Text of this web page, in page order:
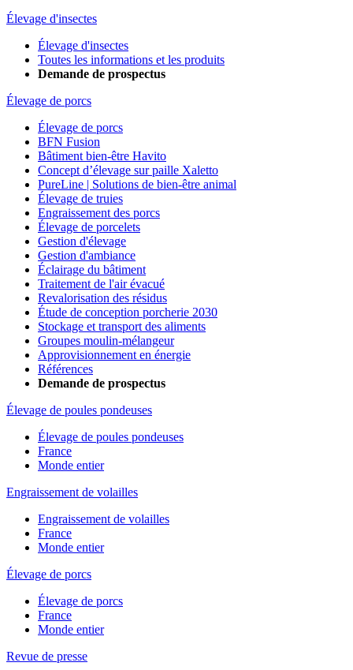
Élevage d'insectes
Élevage d'insectes
Toutes les informations et les produits
Demande de prospectus
Élevage de porcs
Élevage de porcs
BFN Fusion
Bâtiment bien-être Havito
Concept d’élevage sur paille Xaletto
PureLine | Solutions de bien-être animal
Élevage de truies
Engraissement des porcs
Élevage de porcelets
Gestion d'élevage
Gestion d'ambiance
Éclairage du bâtiment
Traitement de l'air évacué
Revalorisation des résidus
Étude de conception porcherie 2030
Stockage et transport des aliments
Groupes moulin-mélangeur
Approvisionnement en énergie
Références
Demande de prospectus
Élevage de poules pondeuses
Élevage de poules pondeuses
France
Monde entier
Engraissement de volailles
Engraissement de volailles
France
Monde entier
Élevage de porcs
Élevage de porcs
France
Monde entier
Revue de presse